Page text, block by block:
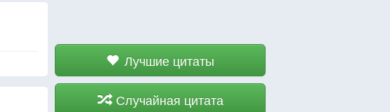
Лучшие цитаты
Случайная цитата